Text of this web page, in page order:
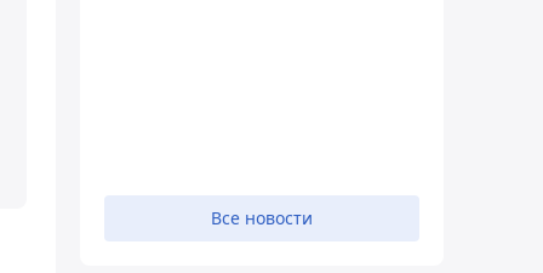
Все новости